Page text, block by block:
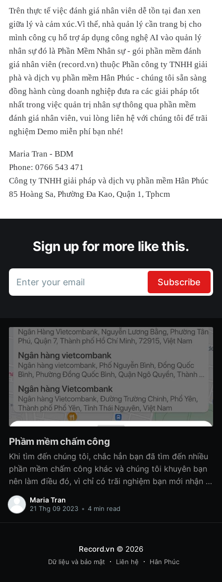
Trên thực tế việc đánh giá nhân viên dễ tồn tại đan xen
giữa lý và cảm xúc.Vì thế, nhà quản lý cần trang bị cho
mình công cụ hổ trợ áp dụng công nghệ AI vào quản lý
nhân sự đó là Phần Mềm Nhân sự - gói phần mềm đánh
giá nhân viên (record.vn) thuộc Phần công ty TNHH giải
phà và dịch vụ phần mềm Hân Phúc - chúng tôi sẵn sàng
đồng hành cùng doanh nghiệp đưa ra các giải pháp tốt
nhất trong việc quản trị nhân sự thông qua phần mềm
đánh giá nhân viên, vui lòng liên hệ với chúng tôi để trãi
nghiệm Demo miễn phí bạn nhé!
Maria Tran - BDM
Phone: 0766 543 471
Công ty TNHH giải pháp và dịch vụ phần mềm Hân Phúc
85 Hoàng Sa, Phường Đa Kao, Quận 1, Tphcm
Sign up for more like this.
Enter your email Subscribe
Phầm mềm chấm công
Khi tìm đến chúng tôi, chắc hẳn bạn đã tìm đến nhiều
phần mềm chấm công khác và chúng tôi khuyên bạn
nên làm điều đó, vì chỉ có trãi nghiệm bạn mới nhận ra
đâu là phần mềm phù hợp mang lại lợi ích cho bạn
doanh nghiệp bạn!
Maria Tran
21 Thg 09 2023 • 4 min read
Record.vn © 2026
Dữ liệu và bảo mật Liên hệ Hân Phúc